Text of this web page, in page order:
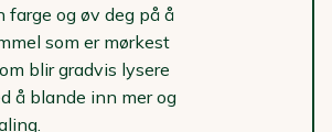
farge og øv deg på å
som er mørkest
blir gradvis lysere
å blande inn mer og